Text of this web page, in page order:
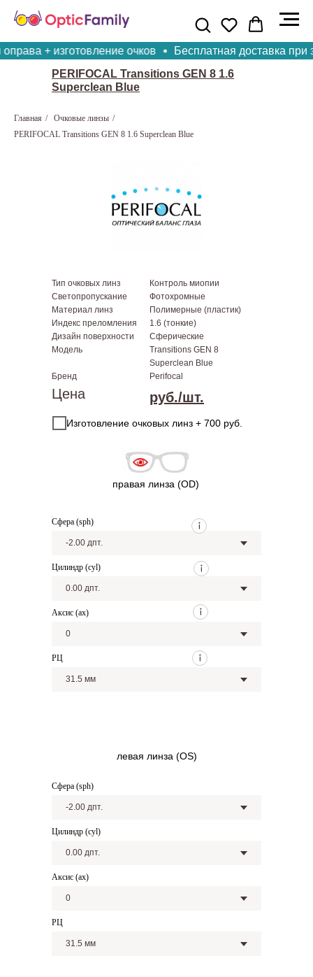
+ изготовление очков
Бесплатная доставка при
PERIFOCAL Transitions GEN 8 1.6
Superclean Blue
Главная / Очковые линзы /
PERIFOCAL Transitions GEN 8 1.6 Superclean Blue
Сфера (sph)
Цилиндр (cyl)
Аксис (ax)
РЦ
Тип очковых линз
Светопропускание
Материал линз
Индекс преломления
Дизайн поверхности
Модель
Бренд
Контроль миопии
Фотохромные
Полимерные (пластик)
1.6 (тонкие)
Сферические
Transitions GEN 8
Superclean Blue
Perifocal
Цена руб./шт.
правая линза (OD)
левая линза (OS)
Сфера (sph)
Цилиндр (cyl)
Аксис (ax)
РЦ
Изготовление очковых линз + 700 руб.